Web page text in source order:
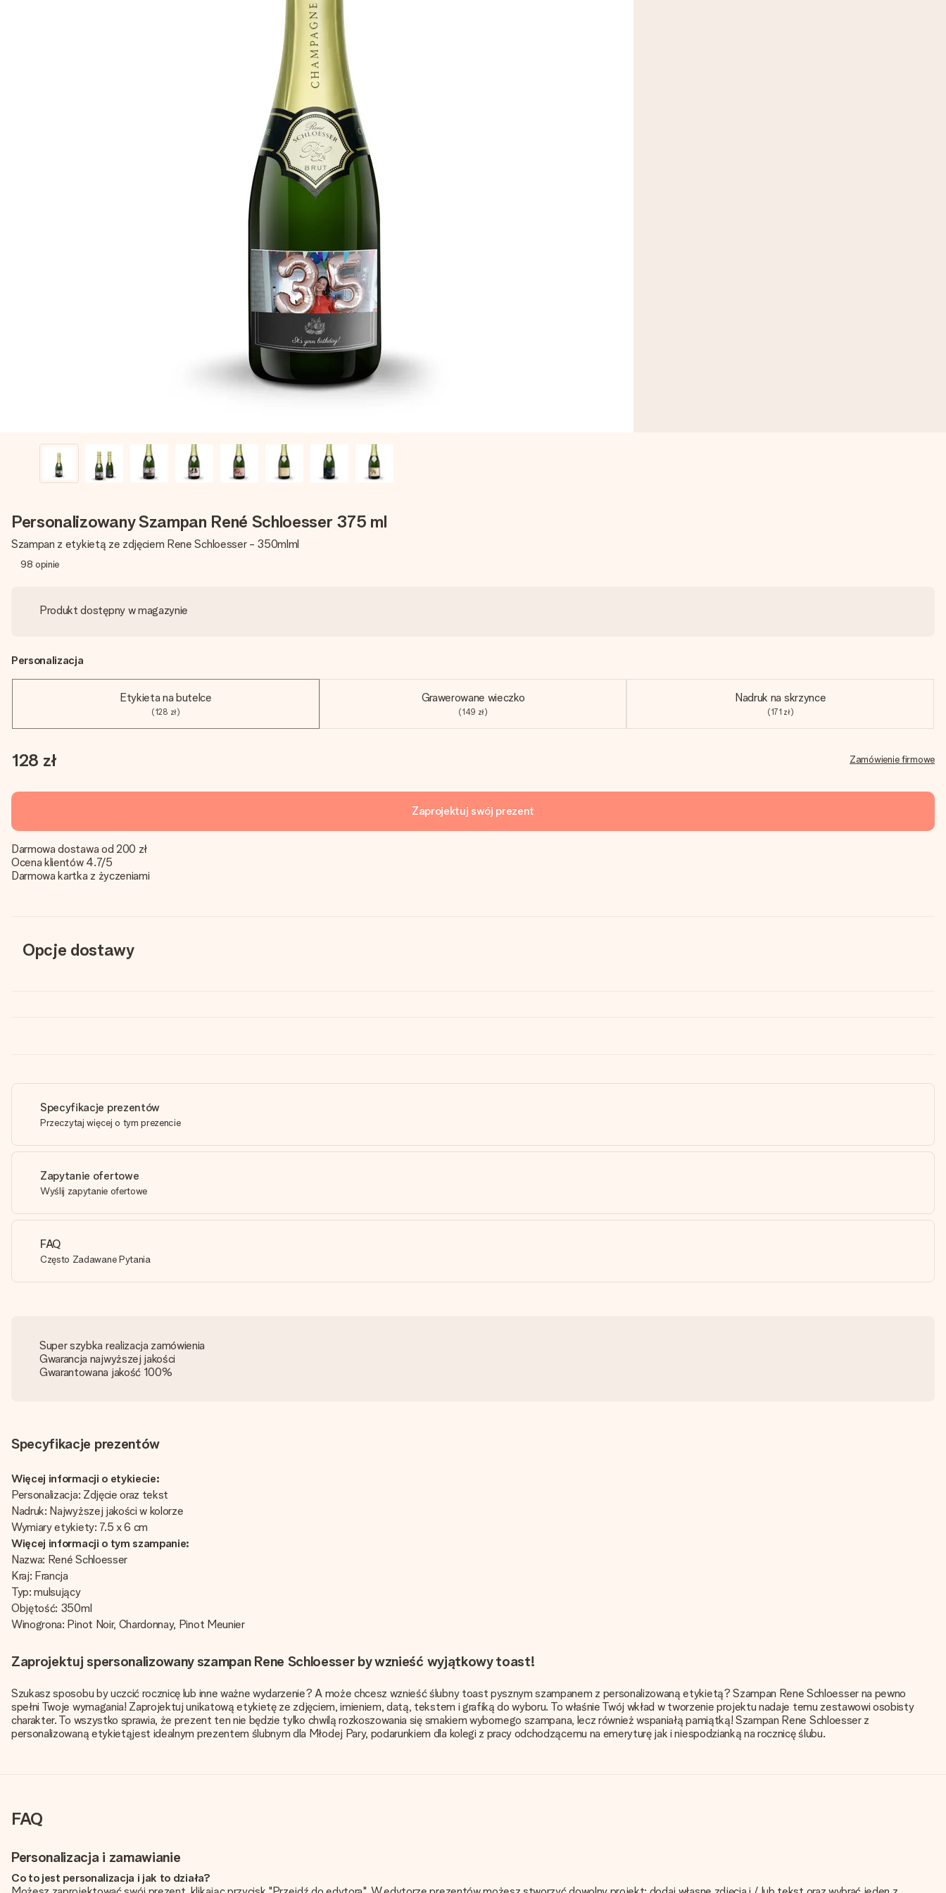
Personalizowany Szampan René Schloesser 375 ml
Szampan z etykietą ze zdjęciem Rene Schloesser - 350mlml
98 opinie
Produkt dostępny w magazynie
Personalizacja
Etykieta na butelce
(128 zł)
Grawerowane wieczko
(149 zł)
Nadruk na skrzynce
(171 zł)
128 zł Zamówienie firmowe
Zaprojektuj swój prezent
Darmowa dostawa od 200 zł
Ocena klientów 4.7/5
Darmowa kartka z życzeniami
Opcje dostawy
Specyfikacje prezentów
Przeczytaj więcej o tym prezencie
Zapytanie ofertowe
Wyślij zapytanie ofertowe
FAQ
Często Zadawane Pytania
Super szybka realizacja zamówienia
Gwarancja najwyższej jakości
Gwarantowana jakość 100%
Specyfikacje prezentów
Więcej informacji o etykiecie:
Personalizacja: Zdjęcie oraz tekst
Nadruk: Najwyższej jakości w kolorze
Wymiary etykiety: 7.5 x 6 cm
Więcej informacji o tym szampanie:
Nazwa: René Schloesser
Kraj: Francja
Typ: mulsujący
Objętość: 350ml
Winogrona: Pinot Noir, Chardonnay, Pinot Meunier
Zaprojektuj spersonalizowany szampan Rene Schloesser by wznieść wyjątkowy toast!
Szukasz sposobu by uczcić rocznicę lub inne ważne wydarzenie? A może chcesz wznieść ślubny toast pysznym szampanem z personalizowaną etykietą? Szampan Rene Schloesser na pewno
spełni Twoje wymagania! Zaprojektuj unikatową etykietę ze zdjęciem, imieniem, datą, tekstem i grafiką do wyboru. To właśnie Twój wkład w tworzenie projektu nadaje temu zestawowi osobisty
charakter. To wszystko sprawia, że prezent ten nie będzie tylko chwilą rozkoszowania się smakiem wybornego szampana, lecz również wspaniałą pamiątką! Szampan Rene Schloesser z
personalizowaną etykietąjest idealnym prezentem ślubnym dla Młodej Pary, podarunkiem dla kolegi z pracy odchodzącemu na emeryturę jak i niespodzianką na rocznicę ślubu.
FAQ
Personalizacja i zamawianie
Co to jest personalizacja i jak to działa?